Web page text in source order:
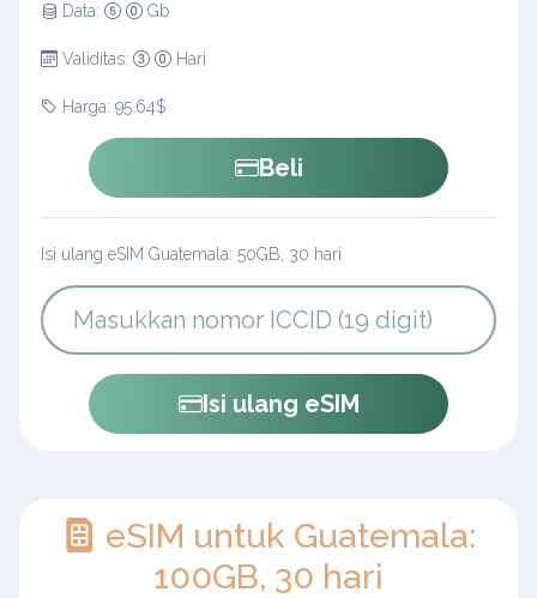
Data: Gb
Validitas: Hari
Harga: 95.64$
Beli
Isi ulang eSIM Guatemala: 50GB, 30 hari
Isi ulang eSIM
eSIM untuk Guatemala:
100GB, 30 hari